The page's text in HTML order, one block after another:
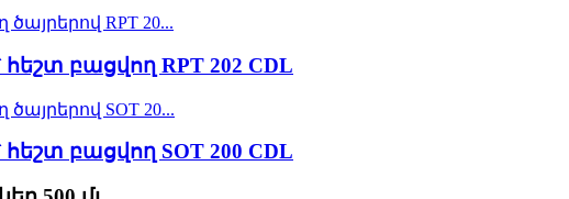
բացվող RPT 202 CDL
բացվող SOT 200 CDL